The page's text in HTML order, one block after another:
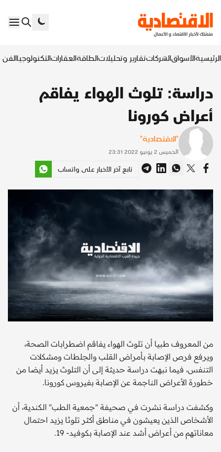
الرئيسيةالأسواقالشركاتتقارير وتحليلاتالطاقةالعقاراتالتكنولوجياالفن
دراسة: تلوث الهواء يفاقم
أعراض كورونا
"الاقتصادية"
الخميس 2 يونيو 2022 23:31
تابع آخر الأخبار على واتساب
من المعروف طبيا أن تلوث الهواء يفاقم اضطرابات الصحة،
ويرفع فرص الإصابة بأمراض القلب والجلطات ومشكلات
التنفس، فيما نبهت دراسة حديثة إلى أن التلوث يزيد أيضا من
خطورة الأعراض الناجمة عن الإصابة بفيروس كورونا.
وكشفت دراسة نشرت في صحيفة "جمعية الطب" الكندية، أن
الأشخاص الذين يعيشون في مناطق أكثر تلوثا يزيد احتمال
معاناتهم من أعراض أشد عند الإصابة بكوفيد- 19.